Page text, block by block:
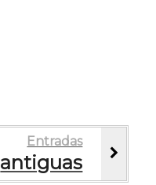
Entradas
antiguas